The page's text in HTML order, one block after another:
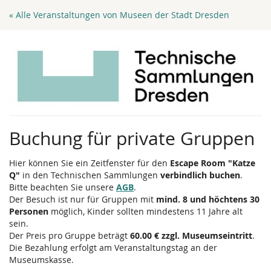
Zum
« Alle Veranstaltungen von Museen der Stadt Dresden
Buchung für private Gruppen
Hier können Sie ein Zeitfenster für den Escape Room "Katze
Q" in den Technischen Sammlungen verbindlich buchen.
Bitte beachten Sie unsere AGB.
Der Besuch ist nur für Gruppen mit mind. 8 und höchtens 30
Personen möglich, Kinder sollten mindestens 11 Jahre alt
sein.
Der Preis pro Gruppe beträgt 60.00 € zzgl. Museumseintritt.
Die Bezahlung erfolgt am Veranstaltungstag an der
Museumskasse.